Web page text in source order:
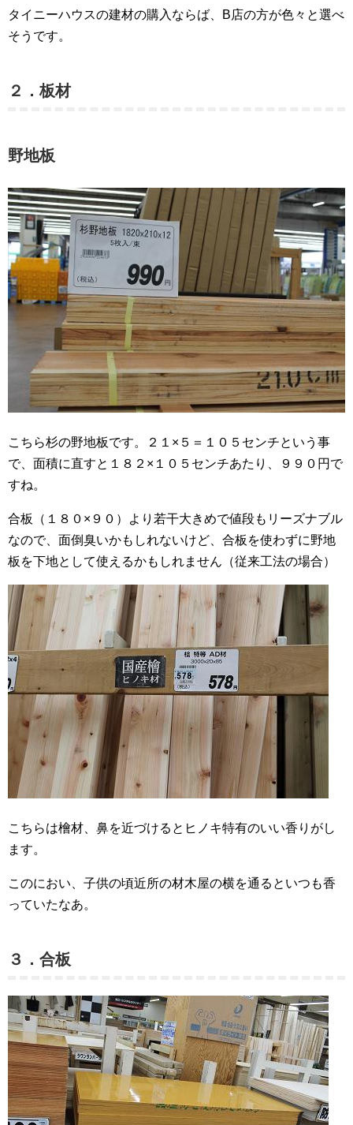
タイニーハウスの建材の購入ならば、B店の方が色々と選べ
そうです。
２．板材
野地板
こちら杉の野地板です。２１×５＝１０５センチという事
で、面積に直すと１８２×１０５センチあたり、９９０円で
すね。
合板（１８０×９０）より若干大きめで値段もリーズナブル
なので、面倒臭いかもしれないけど、合板を使わずに野地
板を下地として使えるかもしれません（従来工法の場合）
こちらは檜材、鼻を近づけるとヒノキ特有のいい香りがし
ます。
このにおい、子供の頃近所の材木屋の横を通るといつも香
っていたなあ。
３．合板